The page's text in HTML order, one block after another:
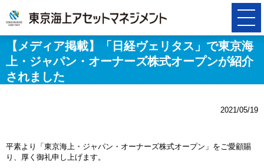
【メディア掲載】「日経ヴェリタス」で東京海
上・ジャパン・オーナーズ株式オープンが紹介
されました
2021/05/19
平素より「東京海上・ジャパン・オーナーズ株式オープン」をご愛顧賜
り、厚く御礼申し上げます。